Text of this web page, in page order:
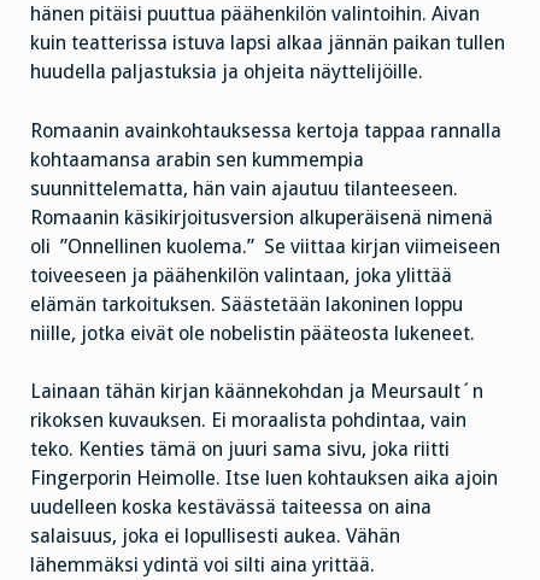
hänen pitäisi puuttua päähenkilön valintoihin. Aivan
kuin teatterissa istuva lapsi alkaa jännän paikan tullen
huudella paljastuksia ja ohjeita näyttelijöille.
Romaanin avainkohtauksessa kertoja tappaa rannalla
kohtaamansa arabin sen kummempia
suunnittelematta, hän vain ajautuu tilanteeseen.
Romaanin käsikirjoitusversion alkuperäisenä nimenä
oli ”Onnellinen kuolema.” Se viittaa kirjan viimeiseen
toiveeseen ja päähenkilön valintaan, joka ylittää
elämän tarkoituksen. Säästetään lakoninen loppu
niille, jotka eivät ole nobelistin pääteosta lukeneet.
Lainaan tähän kirjan käännekohdan ja Meursault´n
rikoksen kuvauksen. Ei moraalista pohdintaa, vain
teko. Kenties tämä on juuri sama sivu, joka riitti
Fingerporin Heimolle. Itse luen kohtauksen aika ajoin
uudelleen koska kestävässä taiteessa on aina
salaisuus, joka ei lopullisesti aukea. Vähän
lähemmäksi ydintä voi silti aina yrittää.